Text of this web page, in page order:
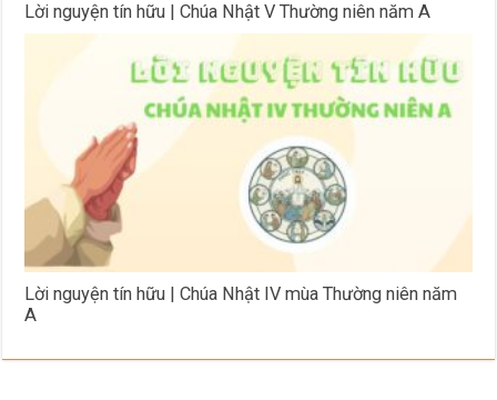
Lời nguyện tín hữu | Chúa Nhật V Thường niên năm A
Lời nguyện tín hữu | Chúa Nhật IV mùa Thường niên năm
A